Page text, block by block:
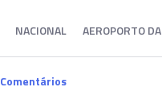
NACIONAL AEROPORTO
Comentários